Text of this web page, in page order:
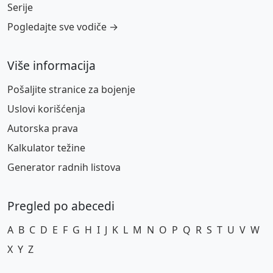
Serije
Pogledajte sve vodiče →
Više informacija
Pošaljite stranice za bojenje
Uslovi korišćenja
Autorska prava
Kalkulator težine
Generator radnih listova
Pregled po abecedi
A B C D E F G H I J K L M N O P Q R S T U V W
X Y Z